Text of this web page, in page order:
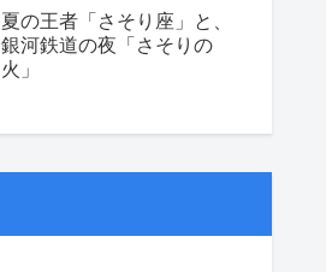
夏の王者「さそり座」と、
銀河鉄道の夜「さそりの
火」